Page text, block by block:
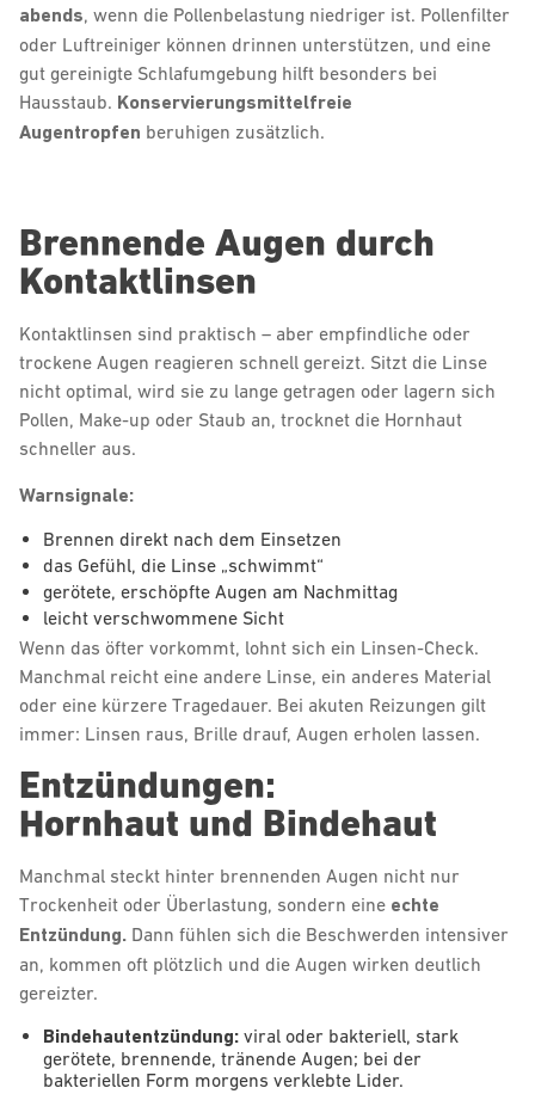
abends, wenn die Pollenbelastung niedriger ist. Pollenfilter
oder Luftreiniger können drinnen unterstützen, und eine
gut gereinigte Schlafumgebung hilft besonders bei
Hausstaub. Konservierungsmittelfreie
Augentropfen beruhigen zusätzlich.
Brennende Augen durch
Kontaktlinsen
Kontaktlinsen sind praktisch – aber empfindliche oder
trockene Augen reagieren schnell gereizt. Sitzt die Linse
nicht optimal, wird sie zu lange getragen oder lagern sich
Pollen, Make-up oder Staub an, trocknet die Hornhaut
schneller aus.
Warnsignale:
Brennen direkt nach dem Einsetzen
das Gefühl, die Linse „schwimmt“
gerötete, erschöpfte Augen am Nachmittag
leicht verschwommene Sicht
Wenn das öfter vorkommt, lohnt sich ein Linsen-Check.
Manchmal reicht eine andere Linse, ein anderes Material
oder eine kürzere Tragedauer. Bei akuten Reizungen gilt
immer: Linsen raus, Brille drauf, Augen erholen lassen.
Entzündungen:
Hornhaut und Bindehaut
Manchmal steckt hinter brennenden Augen nicht nur
Trockenheit oder Überlastung, sondern eine echte
Entzündung. Dann fühlen sich die Beschwerden intensiver
an, kommen oft plötzlich und die Augen wirken deutlich
gereizter.
Bindehautentzündung: viral oder bakteriell, stark
gerötete, brennende, tränende Augen; bei der
bakteriellen Form morgens verklebte Lider.